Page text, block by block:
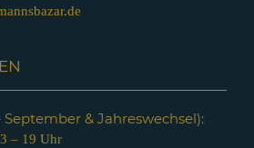
September & Jahreswechsel):
– 19 Uhr